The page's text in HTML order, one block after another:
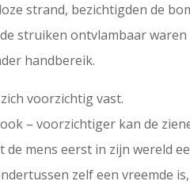
strand, bezichtigden de
struiken ontvlambaar waren
handbereik.
voorzichtig vast.
– voorzichtiger kan de
de mens eerst in zijn wereld
zelf een vreemde